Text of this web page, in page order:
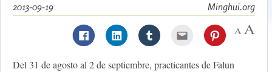
Minghui.org
2013-09-19
Del 31 de agosto al 2 de septiembre, practicantes de Falun